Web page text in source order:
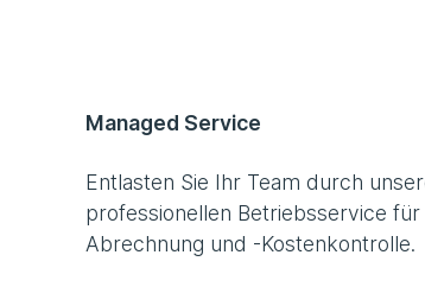
Managed Service
Entlasten Sie Ihr Team durch
professionellen Betriebsservice für
Abrechnung und -Kostenkontrolle.